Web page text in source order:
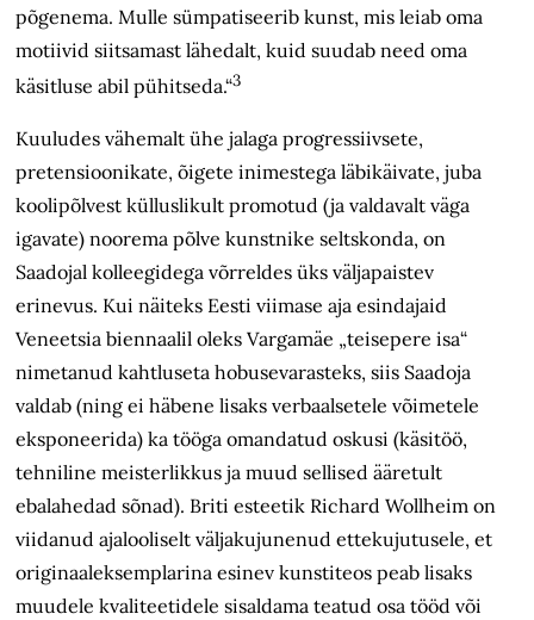
põgenema. Mulle sümpatiseerib kunst, mis leiab oma
motiivid siit­samast lähedalt, kuid suudab need oma
käsitluse abil pühitseda.“3
Kuuludes vähemalt ühe jalaga progressiivsete,
pretensioonikate, õigete inimestega läbikäivate, juba
koolipõlvest külluslikult promotud (ja valdavalt väga
igavate) noorema põlve kunstnike seltskonda, on
Saadojal kolleegidega võrreldes üks väljapaistev
erinevus. Kui näiteks Eesti viimase aja esindajaid
Veneetsia biennaalil oleks Vargamäe „teisepere isa“
nimetanud kahtluseta hobusevarasteks, siis Saadoja
valdab (ning ei häbene lisaks verbaalsetele võimetele
eksponeerida) ka tööga omandatud oskusi (käsitöö,
tehniline meisterlikkus ja muud sellised ääretult
ebalahedad sõnad). Briti esteetik Richard Wollheim on
viidanud ajalooliselt väljakujunenud ettekujutusele, et
originaaleksemplarina esinev kunstiteos peab lisaks
muudele kvaliteetidele sisaldama teatud osa tööd või